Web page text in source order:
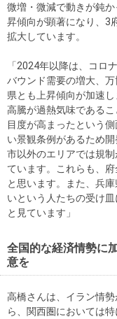
微増・微減で動きが鈍
昇傾向が顕著になり、3
拡大しています。
「2024年以降は、コロ
バウンド需要の増大、
県とも上昇傾向が加速
高騰が過熱気味である
目度が高まったという
い景観条例があるため
市以外のエリアでは規
ています。これらも、
と思います。また、兵
いという人たちの受け
と見ています」
全国的な経済情勢に
意を
高橋さんは、イラン情
ら、関西圏においては